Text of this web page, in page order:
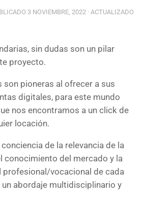
3 NOVIEMBRE, 2022 · ACTUALIZADO
sin dudas son un pilar
proyecto.
pioneras al ofrecer a sus
digitales, para este mundo
nos encontramos a un click de
locación.
de la relevancia de la
conocimiento del mercado y la
profesional/vocacional de cada
abordaje multidisciplinario y